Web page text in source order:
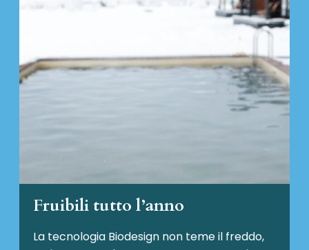
Fruibili tutto l’anno
La tecnologia Biodesign non teme il freddo,